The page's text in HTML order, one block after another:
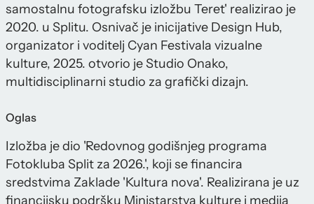
samostalnu fotografsku izložbu Teret' realizirao je
2020. u Splitu. Osnivač je inicijative Design Hub,
organizator i voditelj Cyan Festivala vizualne
kulture, 2025. otvorio je Studio Onako,
multidisciplinarni studio za grafički dizajn.
Oglas
Izložba je dio 'Redovnog godišnjeg programa
Fotokluba Split za 2026.', koji se financira
sredstvima Zaklade 'Kultura nova'. Realizirana je uz
financijsku podršku Ministarstva kulture i medija